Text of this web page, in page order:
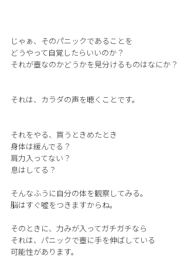
じゃぁ、そのパニックであることを
どうやって自覚したらいいのか？
それが壺なのかどうかを見分けるものはなにか？
それは、カラダの声を聴くことです。
それをやる、買うときめたとき
身体は緩んでる？
肩力入ってない？
息はしてる？
そんなふうに自分の体を観察してみる。
脳はすぐ嘘をつきますからね。
そのときに、力みが入ってガチガチなら
それは、パニックで壺に手を伸ばしている
可能性があります。